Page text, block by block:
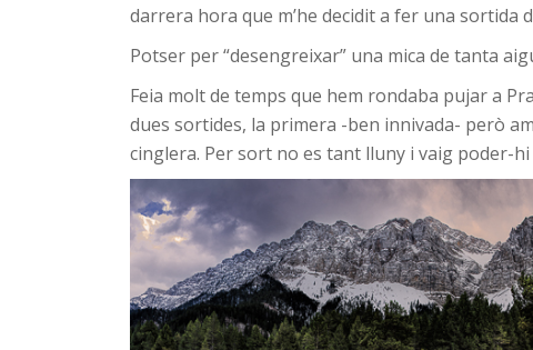
darrera hora que m’he decidit a fer una sortida
Potser per “desengreixar” una mica de tanta
Feia molt de temps que hem rondaba pujar a
dues sortides, la primera -ben innivada- però
cinglera. Per sort no es tant lluny i vaig poder-